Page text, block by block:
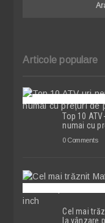
Articole populare
Top 10
numai cu
0 Comments
Cel mai
la vânzare